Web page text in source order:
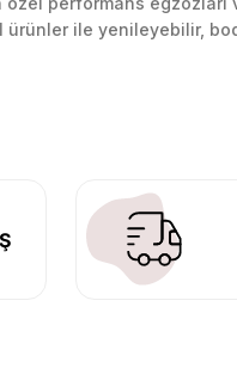
ürünler ile yenileyebilir,
ömürlüdür.